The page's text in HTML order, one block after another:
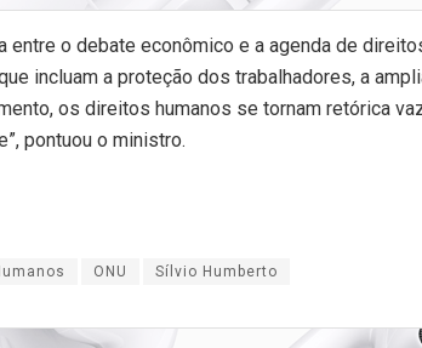
entre o debate econômico e a agenda de
incluam a proteção dos trabalhadores, a
os direitos humanos se tornam retórica
pontuou o ministro.
ONU Sílvio Humberto